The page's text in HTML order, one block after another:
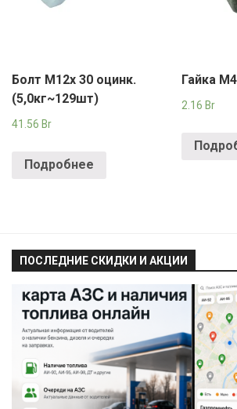
Болт М12х 30 оцинк.
(5,0кг~129шт)
41.56 Br
Подробнее
Гайка
2.16 Br
ПОСЛЕДНИЕ СКИДКИ И АКЦИИ